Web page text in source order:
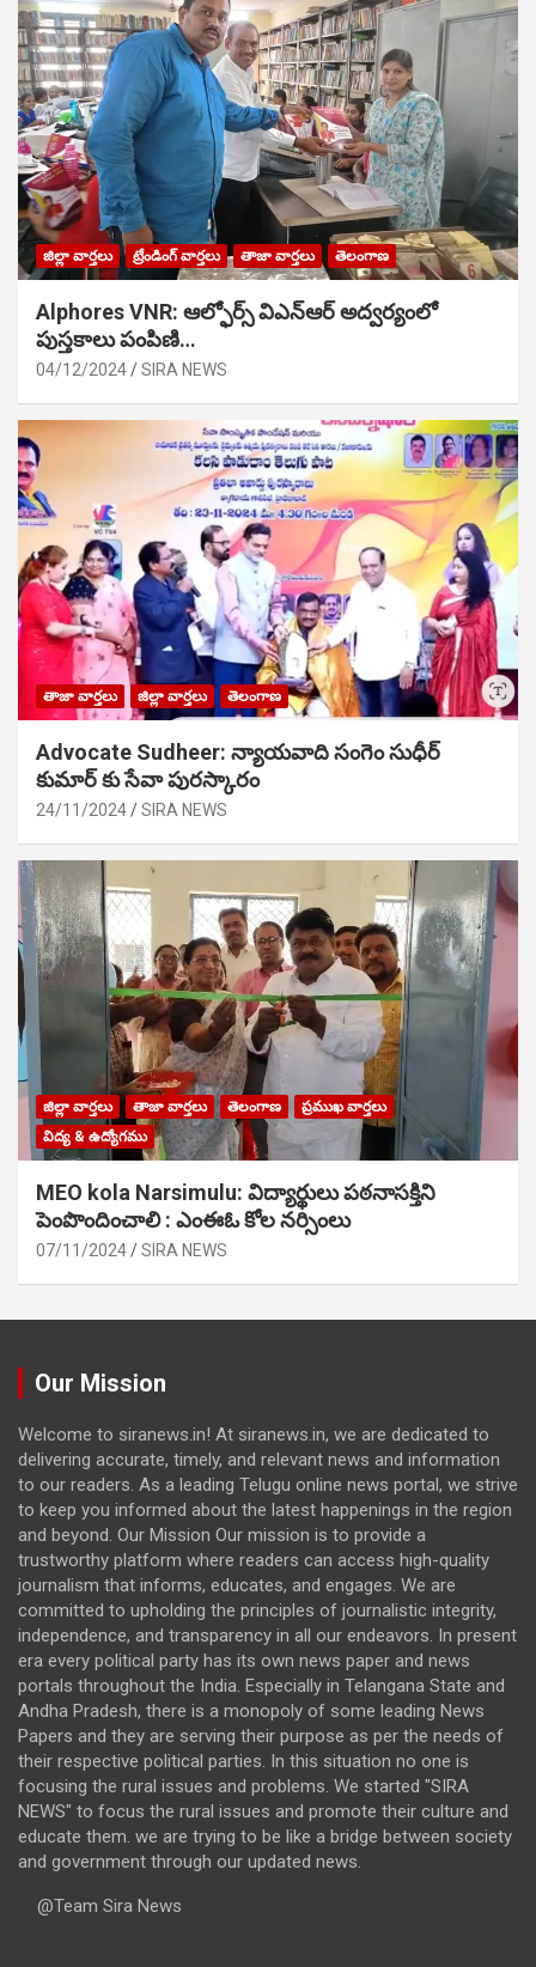
జిల్లా వార్తలు ట్రేండింగ్ వార్తలు తాజా వార్తలు తెలంగాణ
Alphores VNR: ఆల్ఫోర్స్ విఎన్ఆర్ అద్వర్యంలో
పుస్తకాలు పంపిణి…
04/12/2024 SIRA NEWS
తాజా వార్తలు జిల్లా వార్తలు తెలంగాణ
Advocate Sudheer: న్యాయవాది సంగెం సుధీర్
కుమార్ కు సేవా పురస్కారం
24/11/2024 SIRA NEWS
జిల్లా వార్తలు తాజా వార్తలు తెలంగాణ
ప్రముఖ వార్తలు
విద్య & ఉద్యోగము
MEO kola Narsimulu: విద్యార్థులు పఠ‌నాసక్తిని
పెంపొందించాలి : ఎంఈఓ కోల నర్సింలు
07/11/2024 SIRA NEWS
Our Mission
Welcome to siranews.in! At siranews.in, we are dedicated to
delivering accurate, timely, and relevant news and information
to our readers. As a leading Telugu online news portal, we strive
to keep you informed about the latest happenings in the region
and beyond. Our Mission Our mission is to provide a
trustworthy platform where readers can access high-quality
journalism that informs, educates, and engages. We are
committed to upholding the principles of journalistic integrity,
independence, and transparency in all our endeavors. In present
era every political party has its own news paper and news
portals throughout the India. Especially in Telangana State and
Andha Pradesh, there is a monopoly of some leading News
Papers and they are serving their purpose as per the needs of
their respective political parties. In this situation no one is
focusing the rural issues and problems. We started "SIRA
NEWS" to focus the rural issues and promote their culture and
educate them. we are trying to be like a bridge between society
and government through our updated news.
@Team Sira News